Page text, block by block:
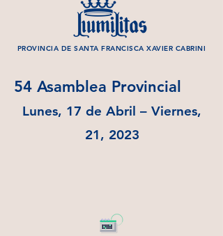
PROVINCIA DE SANTA FRANCISCA XAVIER CABRINI
54 Asamblea Provincial
Lunes, 17 de Abril – Viernes,
21, 2023